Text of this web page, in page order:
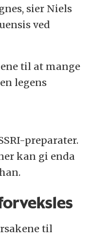
sier Niels
ved
til at mange
legens
preparater.
kan gi enda
til